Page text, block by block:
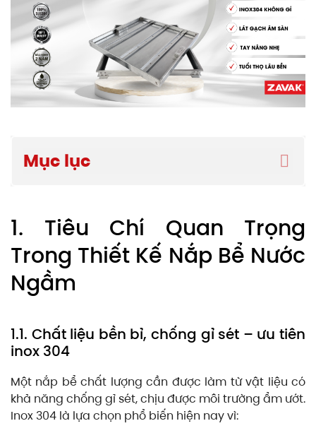
Mục lục
1. Tiêu Chí Quan Trọng
Trong Thiết Kế Nắp Bể Nước
Ngầm
1.1. Chất liệu bền bỉ, chống gỉ sét – ưu tiên
inox 304
Một nắp bể chất lượng cần được làm từ vật liệu có
khả năng chống gỉ sét, chịu được môi trường ẩm ướt.
Inox 304 là lựa chọn phổ biến hiện nay vì: